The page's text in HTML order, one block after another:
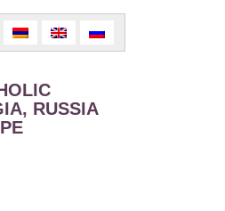
RUSSIA